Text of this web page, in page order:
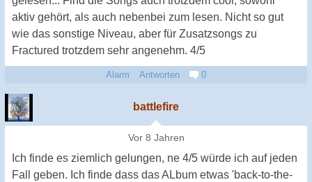
aktiv gehört, als auch nebenbei zum lesen. Nicht so gut
wie das sonstige Niveau, aber für Zusatzsongs zu
Fractured trotzdem sehr angenehm. 4/5
Alarm Antworten 0
battlefire
Vor 8 Jahren
Ich finde es ziemlich gelungen, ne 4/5 würde ich auf jeden
Fall geben. Ich finde dass das ALbum etwas 'back-to-the-